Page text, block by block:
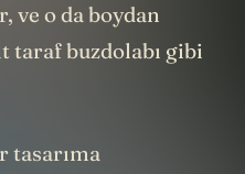
ve o da boydan
taraf buzdolabı gibi
tasarıma